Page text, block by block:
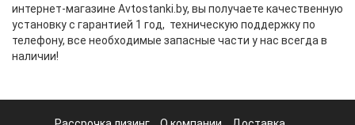
интернет-магазине Avtostanki.by, вы получаете качественную
установку с гарантией 1 год, техническую поддержку по
телефону, все необходимые запасные части у нас всегда в
наличии!